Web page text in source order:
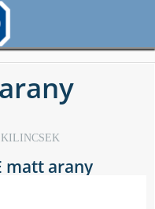
matt arany